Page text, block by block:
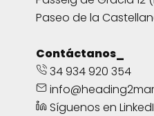
Paseo de la
Contáctanos_
34 934 920 354
Síguenos en